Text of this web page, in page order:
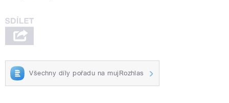
Všechny díly pořadu na mujRozhlas